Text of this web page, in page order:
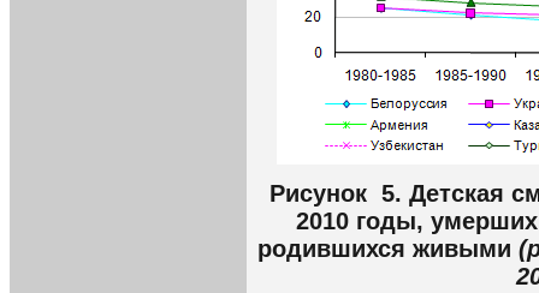
Рисунок 5. Детская
2010 годы, умерших
родившихся живыми